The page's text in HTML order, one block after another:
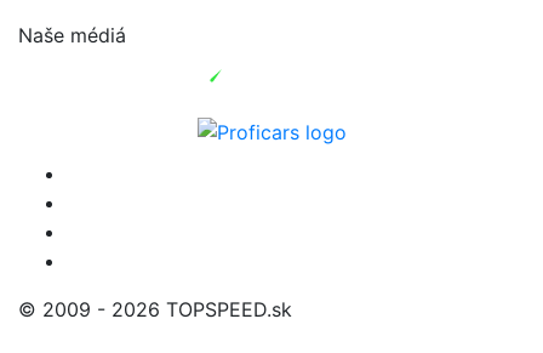
Naše médiá
© 2009 - 2026 TOPSPEED.sk